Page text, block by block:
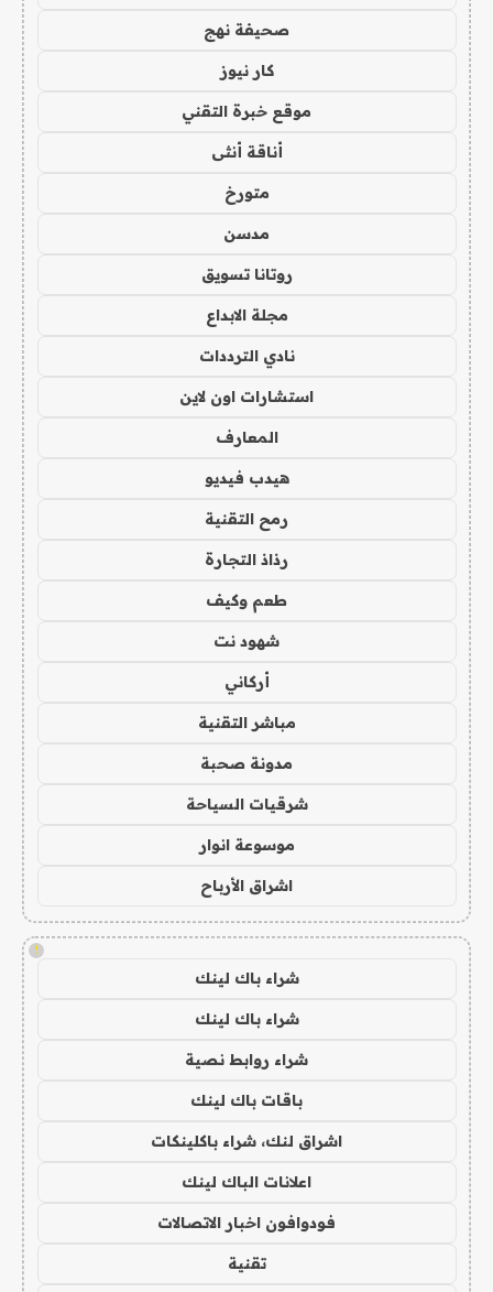
صحيفة نهج
كار نيوز
موقع خبرة التقني
أناقة أنثى
متورخ
مدسن
روتانا تسويق
مجلة الابداع
نادي الترددات
استشارات اون لاين
المعارف
هيدب فيديو
رمح التقنية
رذاذ التجارة
طعم وكيف
شهود نت
أركاني
مباشر التقنية
مدونة صحبة
شرقيات السياحة
موسوعة انوار
اشراق الأرباح
!
شراء باك لينك
شراء باك لينك
شراء روابط نصية
باقات باك لينك
اشراق لنك، شراء باكلينكات
اعلانات الباك لينك
فودوافون اخبار الاتصالات
تقنية